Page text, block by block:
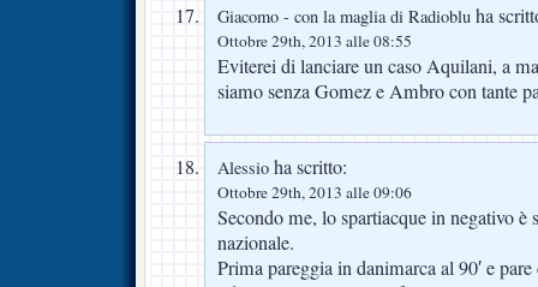
Giacomo - con la maglia di Radioblu ha
Ottobre 29th, 2013 alle 08:55
Eviterei di lanciare un caso Aquilani, a
siamo senza Gomez e Ambro con tante
Alessio ha scritto:
Ottobre 29th, 2013 alle 09:06
Secondo me, lo spartiacque in negativo è
nazionale.
Prima pareggia in danimarca al 90′ e